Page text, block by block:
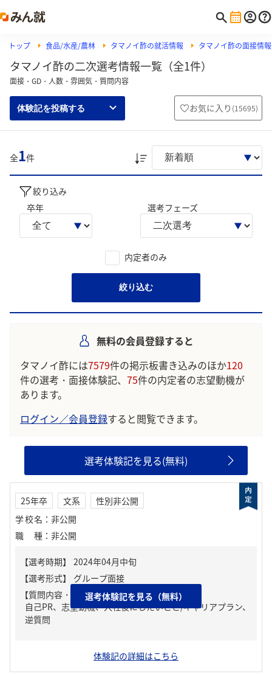
トップ 食品/水産/農林 タマノイ酢の就活情報 タマノイ酢の面接情
タマノイ酢の二次選考情報一覧（全1件）
面接・GD・人数・雰囲気・質問内容
体験記を投稿する お気に入り (15695)
全1件
絞り込み
卒年
選考フェーズ
内定者のみ
絞り込む
無料の会員登録すると
タマノイ酢には7579件の掲示板書き込みのほか120
件の選考・面接体験記、 75件の内定者の志望動機が
あります。
ログイン／会員登録すると閲覧できます。
選考体験記を見る(無料)
25年卒 文系
性別非公開
学校名 ： 非公開
職種 ： 非公開
【質問内容・課題】
自己PR、志望動機、入社後にしたいこと/キャリアプラン、
逆質問
選考体験記を見る（無料）
体験記の詳細はこちら